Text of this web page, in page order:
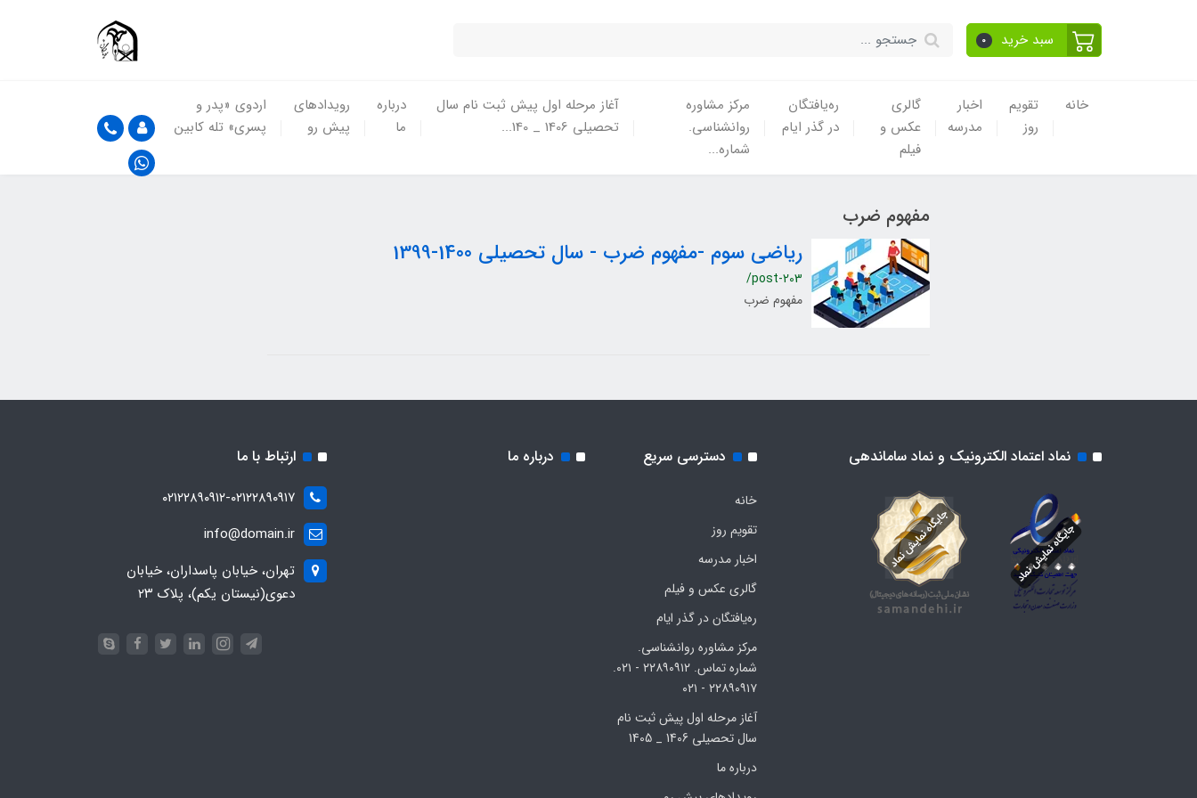
سبد خرید 0
خانه
تقویم
روز
اخبار
مدرسه
گالری
عکس و
فیلم
ره‌یافتگان
در گذر ایام
مرکز مشاوره
روانشناسی.
شماره...
آغاز مرحله اول پیش ثبت نام سال
تحصیلی 1406 _ 140...
درباره
ما
رویدادهای
پیش رو
اردوی «پدر و
پسری» تله کابین
مفهوم ضرب
ریاضی سوم -مفهوم ضرب - سال تحصیلی 1400-1399
/post-203
مفهوم ضرب
نماد اعتماد الکترونیک و نماد ساماندهی دسترسی سریع
خانه
تقویم روز
اخبار مدرسه
گالری عکس و فیلم
ره‌یافتگان در گذر ایام
مرکز مشاوره روانشناسی.
شماره تماس. ۲۲۸۹۰۹۱۲ - ۰۲۱.
۲۲۸۹۰۹۱۷ - ۰۲۱
آغاز مرحله اول پیش ثبت نام
سال تحصیلی 1406 _ 1405
درباره ما
درباره ما ارتباط با ما
۰۲۱۲۲۸۹۰۹۱۲-۰۲۱۲۲۸۹۰۹۱۷
info@domain.ir
تهران، خیابان پاسداران، خیابان
دعوی(نیستان یکم)، پلاک ۲۳